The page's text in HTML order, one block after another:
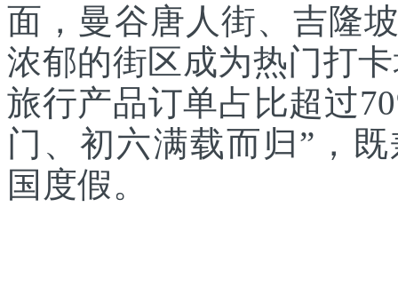
面，曼谷唐人街、吉隆
浓郁的街区成为热门打
旅行产品订单占比超过
门、初六满载而归”，
国度假。